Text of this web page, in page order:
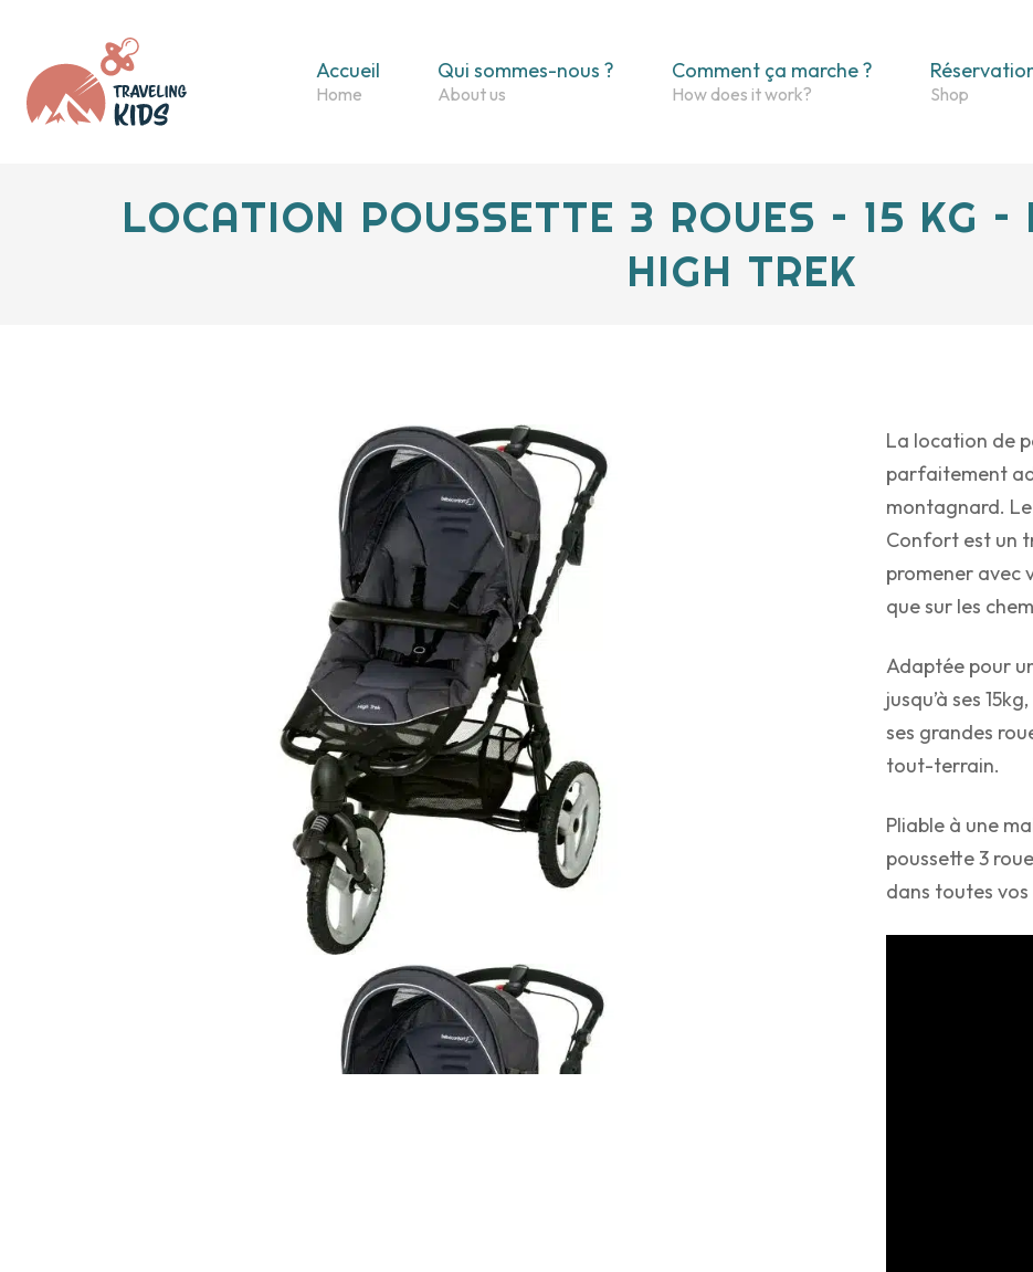
Accueil Qui sommes-nous ? Comment ça marche ?
LOCATION POUSSETTE 3 ROUES – 15 KG –
HIGH TREK
La location de
parfaitement
montagnard.
Confort est un
promener avec
que sur les
Adaptée pour
jusqu’à ses
ses grandes
tout-terrain.
Pliable à une
poussette 3
dans toutes vos